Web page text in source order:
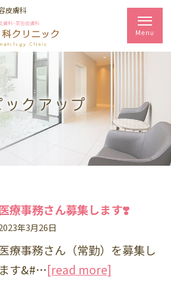
皮膚科
ックアップ
療事務さん募集します❣️
年3月26日
療事務さん（常勤）を募集し
ます&#…[read more]